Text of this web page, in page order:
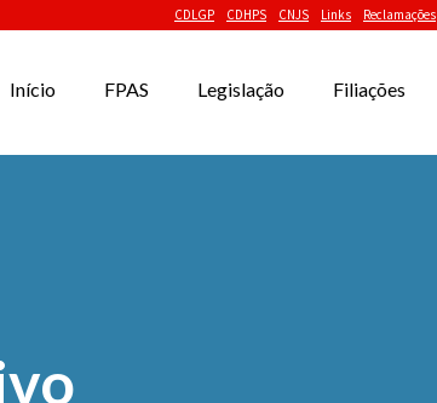
CDLGP CDHPS CNJS Links Reclamações
Início FPAS Legislação Filiações